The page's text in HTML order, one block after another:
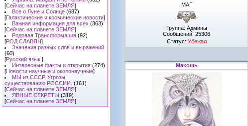
[Сейчас на планете ЗЕМЛЯ]
Все о Луне и Солнце (687)
[Галактические и космические новости]
Важная информация для всех (363)
[Сейчас на планете ЗЕМЛЯ]
Родовая Трансформация (92)
[РОД СЛАВЯН]
Значения разных слов и выражений
(60)
[Русский язык. ]
Интересные факты и открытия (274)
[Новости научные и околонаучные]
МЫ из СССР. Угрозы
существованию РОССИИ. (161)
[Сейчас на планете ЗЕМЛЯ]
ЯВНЫЕ СЕКРЕТЫ (319)
[Сейчас на планете ЗЕМЛЯ]
МАГ
Группа: Админы
Сообщений: 25306
Статус: Убежал
Макошь